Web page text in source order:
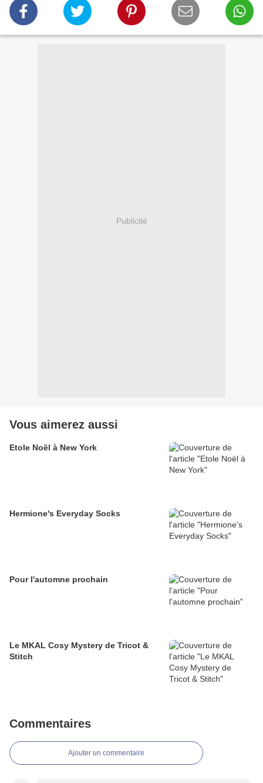
Publicité
Vous aimerez aussi
Etole Noël à New York
Hermione's Everyday Socks
Pour l'automne prochain
Le MKAL Cosy Mystery de Tricot &
Stitch
Commentaires
Ajouter un commentaire